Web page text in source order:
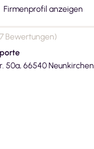
Firmenprofil anzeigen
Bewertungen)
50a, 66540 Neunkirchen